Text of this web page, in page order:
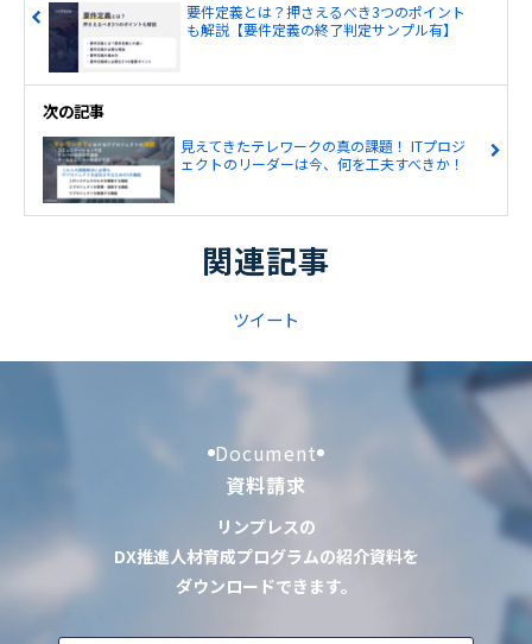
要件定義とは？押さえるべき3つのポイント
も解説【要件定義の終了判定サンプル有】
次の記事
見えてきたテレワークの真の課題！ ITプロジ
ェクトのリーダーは今、何を工夫すべきか！
関連記事
ツイート
Document
資料請求
リンプレスの
DX推進人材育成プログラムの紹介資料を
ダウンロードできます。